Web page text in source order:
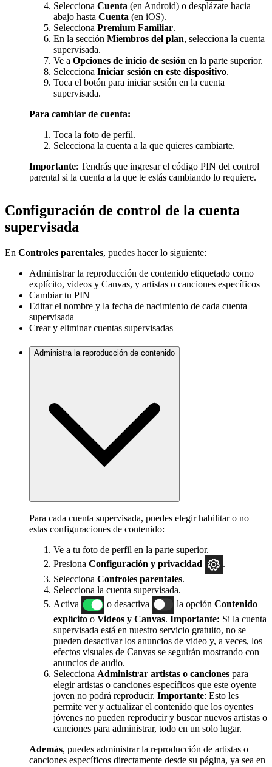
Selecciona Cuenta (en Android) o desplázate hacia
abajo hasta Cuenta (en iOS).
Selecciona Premium Familiar.
En la sección Miembros del plan, selecciona la cuenta
supervisada.
Ve a Opciones de inicio de sesión en la parte superior.
Selecciona Iniciar sesión en este dispositivo.
Toca el botón para iniciar sesión en la cuenta
supervisada.
Para cambiar de cuenta:
Toca la foto de perfil.
Selecciona la cuenta a la que quieres cambiarte.
Importante: Tendrás que ingresar el código PIN del control
parental si la cuenta a la que te estás cambiando lo requiere.
Configuración de control de la cuenta
supervisada
En Controles parentales, puedes hacer lo siguiente:
Administrar la reproducción de contenido etiquetado como
explícito, videos y Canvas, y artistas o canciones específicos
Cambiar tu PIN
Editar el nombre y la fecha de nacimiento de cada cuenta
supervisada
Crear y eliminar cuentas supervisadas
Administra la reproducción de contenido
Para cada cuenta supervisada, puedes elegir habilitar o no
estas configuraciones de contenido:
Ve a tu foto de perfil en la parte superior.
Presiona Configuración y privacidad
.
Selecciona Controles parentales.
Selecciona la cuenta supervisada.
Activa
o desactiva la opción Contenido
explícito o Videos y Canvas. Importante: Si la cuenta
supervisada está en nuestro servicio gratuito, no se
pueden desactivar los anuncios de video y, a veces, los
efectos visuales de Canvas se seguirán mostrando con
anuncios de audio.
Selecciona Administrar artistas o canciones para
elegir artistas o canciones específicos que este oyente
joven no podrá reproducir. Importante: Esto les
permite ver y actualizar el contenido que los oyentes
jóvenes no pueden reproducir y buscar nuevos artistas o
canciones para administrar, todo en un solo lugar.
Además, puedes administrar la reproducción de artistas o
canciones específicos directamente desde su página, ya sea en